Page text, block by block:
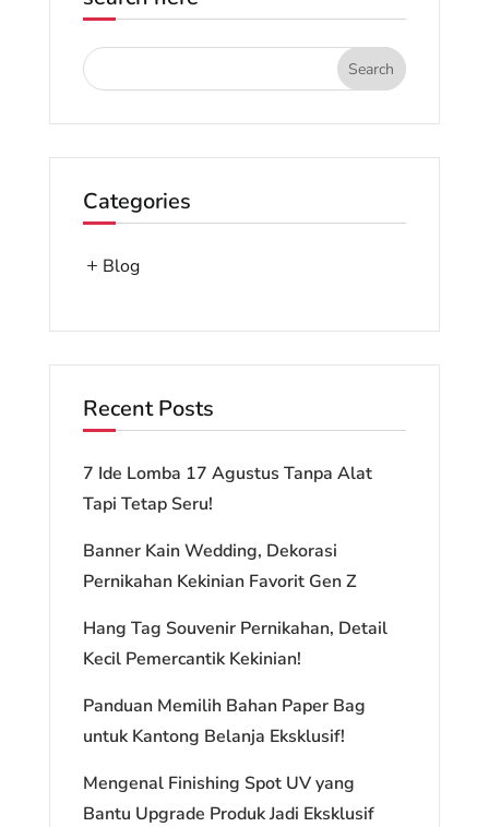
Categories
Blog
Recent Posts
7 Ide Lomba 17 Agustus Tanpa Alat
Tapi Tetap Seru!
Banner Kain Wedding, Dekorasi
Pernikahan Kekinian Favorit Gen Z
Hang Tag Souvenir Pernikahan, Detail
Kecil Pemercantik Kekinian!
Panduan Memilih Bahan Paper Bag
untuk Kantong Belanja Eksklusif!
Mengenal Finishing Spot UV yang
Bantu Upgrade Produk Jadi Eksklusif